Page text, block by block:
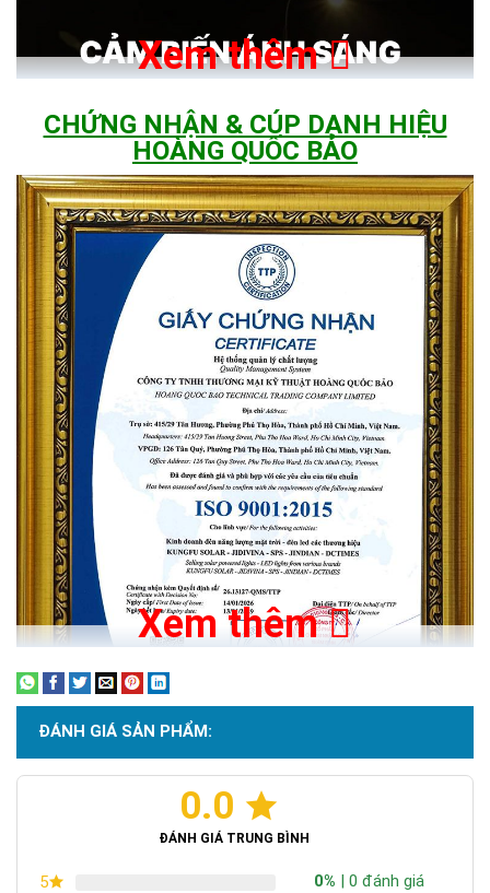
Tự động cảm ứng ánh sáng thông minh
Khi có nắng rọi vào tấm pin thì đèn sẽ ở chế độ sạc, khi sạc thì
đèn sẽ tắt. Ngược lại, khi không có ánh sáng thì đèn sẽ bật
Vì vậy, khi trời tối đèn sẽ tự động bật và khi trời sáng sẽ tự
động tắt.
Xem thêm
CHỨNG NHẬN & CÚP DANH HIỆU
HOÀNG QUỐC BẢO
Chứng nhận ISO 9001:2015
Xem thêm
ĐÁNH GIÁ SẢN PHẨM:
0.0
ĐÁNH GIÁ TRUNG BÌNH
5 0% | 0 đánh giá